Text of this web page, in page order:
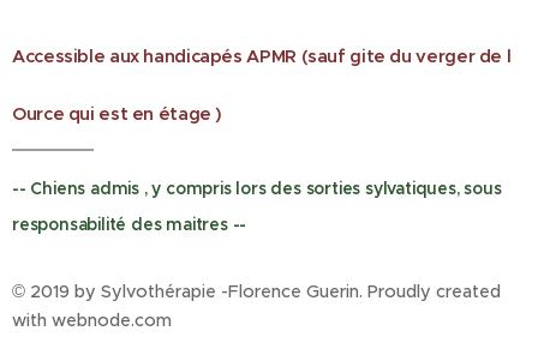
Accessible aux handicapés APMR (sauf gite du verger de l
Ource qui est en étage )
-- Chiens admis , y compris lors des sorties sylvatiques, sous
responsabilité des maitres --
© 2019 by Sylvothérapie -Florence Guerin. Proudly created
with webnode.com